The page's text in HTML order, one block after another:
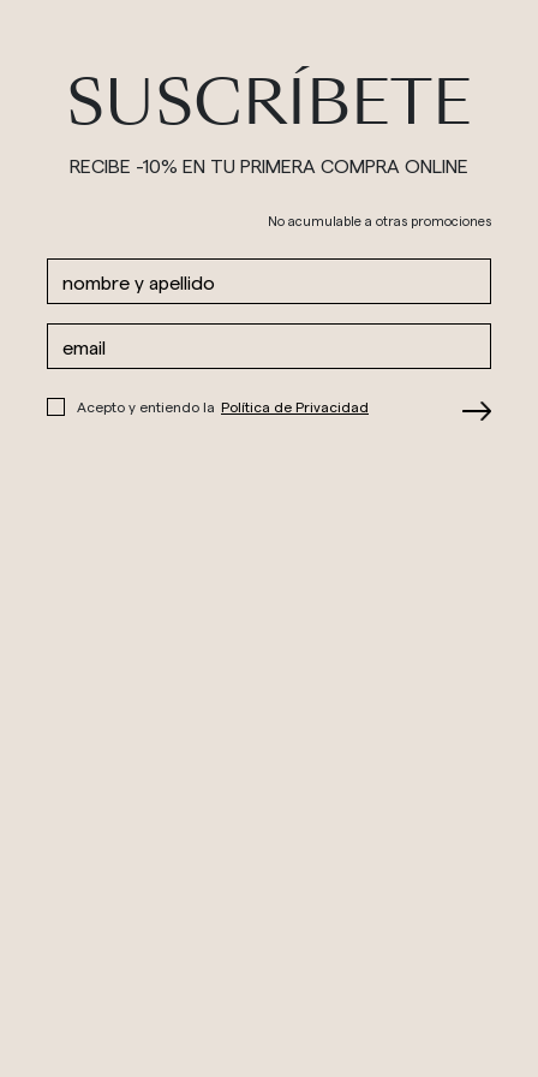
SUSCRÍBETE
RECIBE -10% EN TU PRIMERA COMPRA ONLINE
No acumulable a otras promociones
Acepto y entiendo la Política de Privacidad